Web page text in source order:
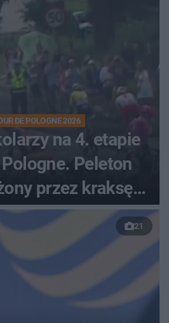
DE POLOGNE 2026
na 4. etapie
Peleton
przez kraksę
Karpaczem
21